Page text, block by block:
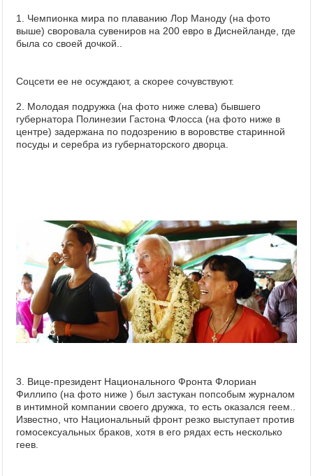
1. Чемпионка мира по плаванию Лор Маноду (на фото
выше) своровала сувениров на 200 евро в Диснейланде, где
была со своей дочкой..
Соцсети ее не осуждают, а скорее сочувствуют.
2. Молодая подружка (на фото ниже слева) бывшего
губернатора Полинезии Гастона Флосса (на фото ниже в
центре) задержана по подозрению в воровстве старинной
посуды и серебра из губернаторского дворца.
3. Вице-президент Национального Фронта Флориан
Филлипо (на фото ниже ) был застукан попсобым журналом
в интимной компании своего дружка, то есть оказался геем..
Известно, что Национальный фронт резко выступает против
гомосексуальных браков, хотя в его рядах есть несколько
геев.